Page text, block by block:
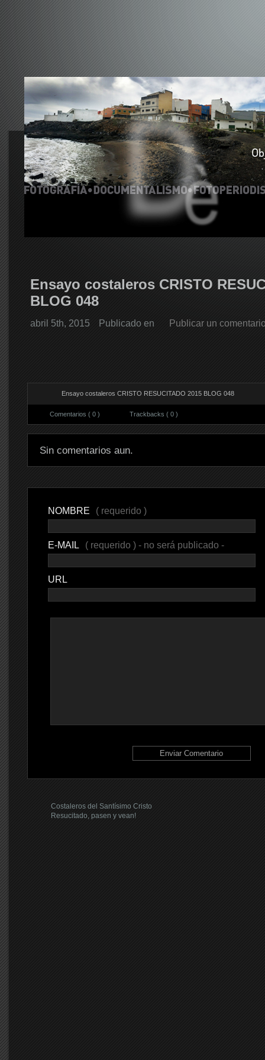
Ensayo costaleros CRISTO
BLOG 048
abril 5th, 2015 Publicado en Publicar un
Ensayo costaleros CRISTO RESUCITADO 2015 BLOG 048
Comentarios ( 0 ) Trackbacks ( 0 )
Sin comentarios aun.
NOMBRE ( requerido )
E-MAIL ( requerido ) - no será publicado -
URL
Costaleros del Santísimo Cristo
Resucitado, pasen y vean!